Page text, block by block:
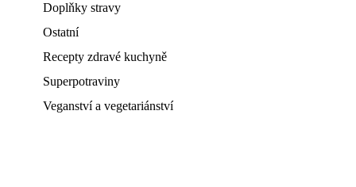
Doplňky stravy
Ostatní
Recepty zdravé kuchyně
Superpotraviny
Veganství a vegetariánství